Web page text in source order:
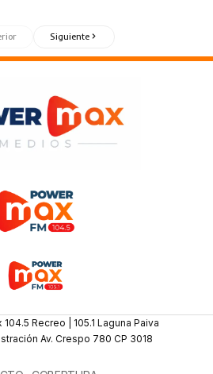
Siguiente
Recreo | 105.1 Laguna Paiva
Av. Crespo 780 CP 3018